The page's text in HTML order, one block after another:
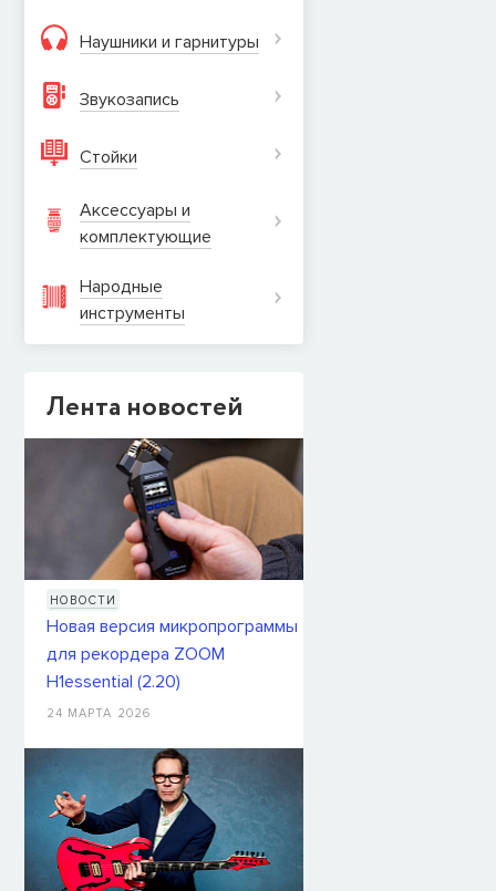
Наушники и гарнитуры
Звукозапись
Стойки
Аксессуары и
комплектующие
Народные
инструменты
Лента новостей
НОВОСТИ
Новая версия микропрограммы
для рекордера ZOOM
H1essential (2.20)
24 МАРТА 2026